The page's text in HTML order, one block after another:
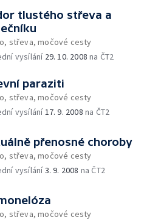
tlustého střeva a
střeva, močové cesty
vysílání 29. 10. 2008 na ČT2
paraziti
střeva, močové cesty
vysílání17. 9. 2008 na ČT2
přenosné choroby
střeva, močové cesty
vysílání3. 9. 2008 na ČT2
střeva, močové cesty